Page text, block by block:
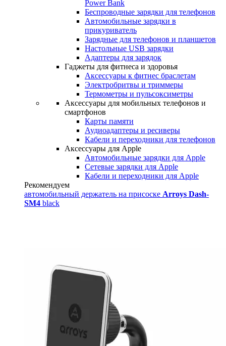
Power Bank
Беспроводные зарядки для телефонов
Автомобильные зарядки в
прикуриватель
Зарядные для телефонов и планшетов
Настольные USB зарядки
Адаптеры для зарядок
Гаджеты для фитнеса и здоровья
Аксессуары к фитнес браслетам
Электробритвы и триммеры
Термометры и пульсоксиметры
Аксессуары для мобильных телефонов и
смартфонов
Карты памяти
Аудиоадаптеры и ресиверы
Кабели и переходники для телефонов
Аксессуары для Apple
Автомобильные зарядки для Apple
Сетевые зарядки для Apple
Кабели и переходники для Apple
Рекомендуем
автомобильный держатель на присоске Arroys Dash-
SM4 black